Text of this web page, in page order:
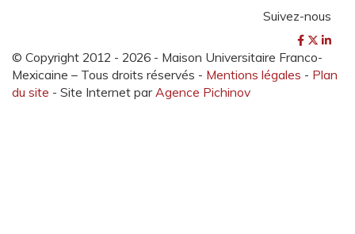
Suivez-nous
© Copyright 2012 - 2026 - Maison Universitaire Franco-
Mexicaine – Tous droits réservés - Mentions légales - Plan
du site - Site Internet parAgence Pichinov